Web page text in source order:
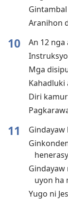
Aranihon
10 An 12
Mga
Kahadluki
Diri
11 Gindayaw
Gindayaw
uyon ha
Yugo ni